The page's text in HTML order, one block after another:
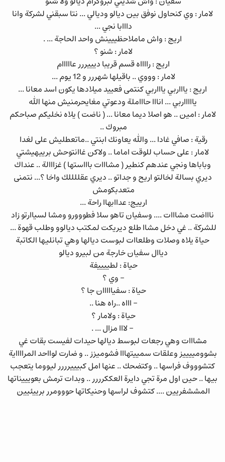
لامار : وي كنحاول نوفق بين ديالو وديالي ... نتا سبقني لشركة وانا
دااابا نجي ...
اريج : واش ماملاحظييينش واحد الحاجة ... .
لامار : شنو ؟
اريج : رااااه قسم قريبا ديييررر عااااام
لامار : وووي .. باقيلها شهررر و 12 يوم ...
اريج : ياااربي ياااربي كنتمى فعييد ميلادها يكون اسد معانا ...
ياااااربي ... انااا حاااملة ودعوتي مغايحرمنيش منها الله
لامار : امين .. هو اصلا ديما معانا ... ( ناضت ) يلاه نخليكم صباحكم
مبروك ..
رقية : صافي غادا ... والله يعاونك ابنتي ..ماتعطليش على لغدا
لامار : على حساب للوقت اماما .. ولاكن غاانتوحش برييهيشتي
وباباها ونجي عندهم كنطير ( مشااات باااستها ) غزااالة .. عنداك
ديري بسالة لخالتو اريح و جداتو .. ديري عقللللك واخا ؟... نتمنى
متعدبكومش
ارييج: عداابهاا راحة ...
ناااضت مشااات .... وسفيان تاهو سلا فطووورو ومشا لسياارتو زاد
للشركة .. غي دخل مشاا طلع ديريكت لمكتب ديالوو وطلب قهوة ...
حياة يلاه وصلات وطلعاات لبوست ديالها وهي تبانليها الكاتبة
دياال سفيان خارجة من لبيرو ديالو
حياة : لطييييفة
- وي ؟
حياة : سفيااااان جا ؟
- اااه ..راه هنا ..
حياة : ولامار ؟
- لااا مزال ... .
مشااات وهي رجعات لبوسط ديالها حيدات لفيست بقات غي
بشوومييييز وعلقات سمييتهااا فشوميزز .. و ضارت لوااحد المرااااية
كتشوووف فراسها .. وكتضحك .. عنها امل كبيييرررر ليووما يتعجب
بيها .. حين اول مرة تجي دايرة العككرررر .. وبدات ترمش بعويييناتها
المششفريين .... كتشوف لراسها وحنيكاتها حووومرر برييئيين